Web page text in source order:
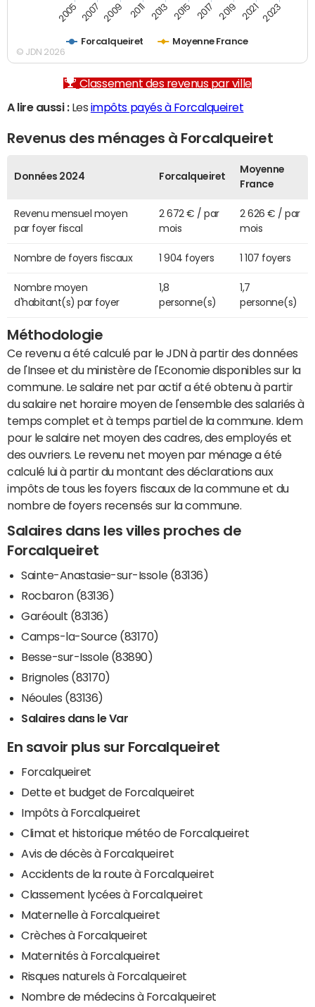
Forcalqueiret Moyenne France
2005 2007 2009 2011 2013 2015 2017 2019 2021 2023
© JDN 2026
Classement des revenus par ville
A lire aussi :Les impôts payés à Forcalqueiret
Revenus des ménages à Forcalqueiret
Données 2024 Forcalqueiret
Moyenne
France
Revenu mensuel moyen
par foyer fiscal
2 672 € / par
mois
2 626 € / par
mois
Nombre de foyers fiscaux 1 904 foyers 1 107 foyers
Nombre moyen
d'habitant(s) par foyer
1,8
personne(s)
1,7
personne(s)
Méthodologie
Ce revenu a été calculé par le JDN à partir des données
de l'Insee et du ministère de l'Economie disponibles sur la
commune. Le salaire net par actif a été obtenu à partir
du salaire net horaire moyen de l'ensemble des salariés à
temps complet et à temps partiel de la commune. Idem
pour le salaire net moyen des cadres, des employés et
des ouvriers. Le revenu net moyen par ménage a été
calculé lui à partir du montant des déclarations aux
impôts de tous les foyers fiscaux de la commune et du
nombre de foyers recensés sur la commune.
Salaires dans les villes proches de
Forcalqueiret
Sainte-Anastasie-sur-Issole (83136)
Rocbaron (83136)
Garéoult (83136)
Camps-la-Source (83170)
Besse-sur-Issole (83890)
Brignoles (83170)
Néoules (83136)
Salaires dans le Var
En savoir plus sur Forcalqueiret
Forcalqueiret
Dette et budget de Forcalqueiret
Impôts à Forcalqueiret
Climat et historique météo de Forcalqueiret
Avis de décès à Forcalqueiret
Accidents de la route à Forcalqueiret
Classement lycées à Forcalqueiret
Maternelle à Forcalqueiret
Crèches à Forcalqueiret
Maternités à Forcalqueiret
Risques naturels à Forcalqueiret
Nombre de médecins à Forcalqueiret